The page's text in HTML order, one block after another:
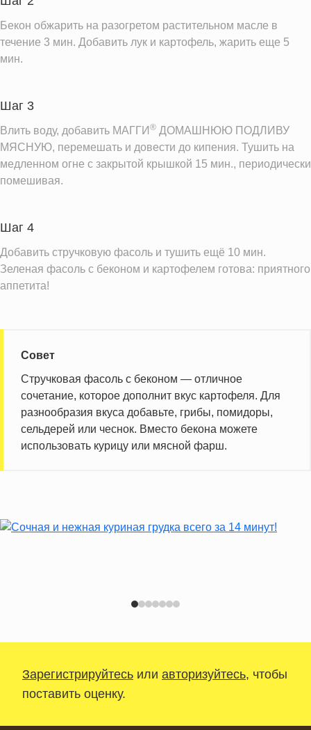
Бекон обжарить на разогретом растительном масле в
течение 3 мин. Добавить лук и картофель, жарить еще 5
мин.
Шаг 3
Влить воду, добавить МАГГИ ® ДОМАШНЮЮ ПОДЛИВУ
МЯСНУЮ, перемешать и довести до кипения. Тушить на
медленном огне с закрытой крышкой 15 мин., периодически
помешивая.
Шаг 4
Добавить стручковую фасоль и тушить ещё 10 мин.
Зеленая фасоль с беконом и картофелем готова: приятного
аппетита!
Совет
Стручковая фасоль с беконом — отличное
сочетание, которое дополнит вкус картофеля. Для
разнообразия вкуса добавьте, грибы, помидоры,
сельдерей или чеснок. Вместо бекона можете
использовать курицу или мясной фарш.
Зарегистрируйтесь или авторизуйтесь, чтобы
поставить оценку.